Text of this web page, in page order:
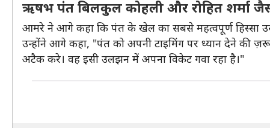
ऋषभ पंत बिलकुल कोहली और रोहित शर्मा
आमरे ने आगे कहा कि पंत के खेल का सबसे महत्‍वपूर्ण हिस्‍सा
उन्होंने आगे कहा, "पंत को अपनी टाइमिंग पर ध्यान देने की
अटैक करे। वह इसी उलझन में अपना विकेट गवा रहा है।"